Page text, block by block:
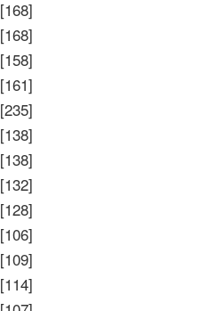
[168]
[168]
[158]
[161]
[235]
[138]
[138]
[132]
[128]
[106]
[109]
[114]